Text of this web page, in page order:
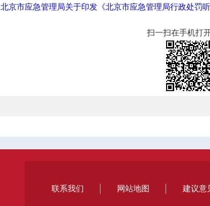
北京市应急管理局关于印发《北京市应急管理局行政处罚
扫一扫在手机打
联系我们 网站地图 建议意